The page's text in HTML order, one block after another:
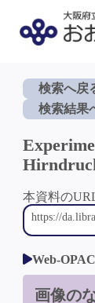
検索へ戻
検索結果
本資料の
Web-
画像の